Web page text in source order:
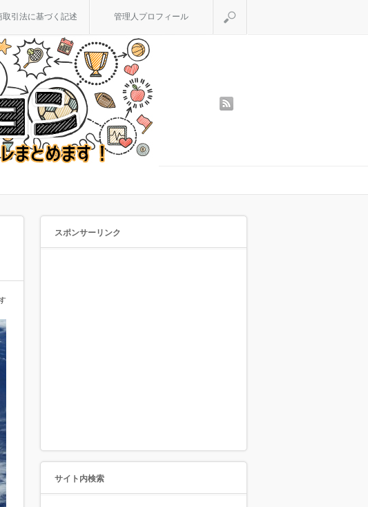
取引法に基づく記述 管理人プロフィール
スポンサーリンク
サイト内検索